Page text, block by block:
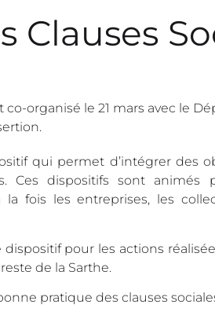
Clauses
organisé le 21 mars avec le
qui permet d’intégrer des
Ces dispositifs sont animés
fois les entreprises, les
pour les actions
de la Sarthe.
pratique des clauses